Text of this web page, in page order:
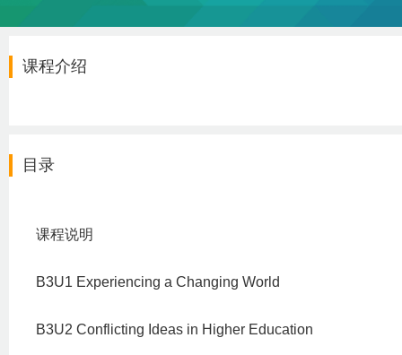
课程介绍
目录
课程说明
B3U1 Experiencing a Changing World
B3U2 Conflicting Ideas in Higher Education